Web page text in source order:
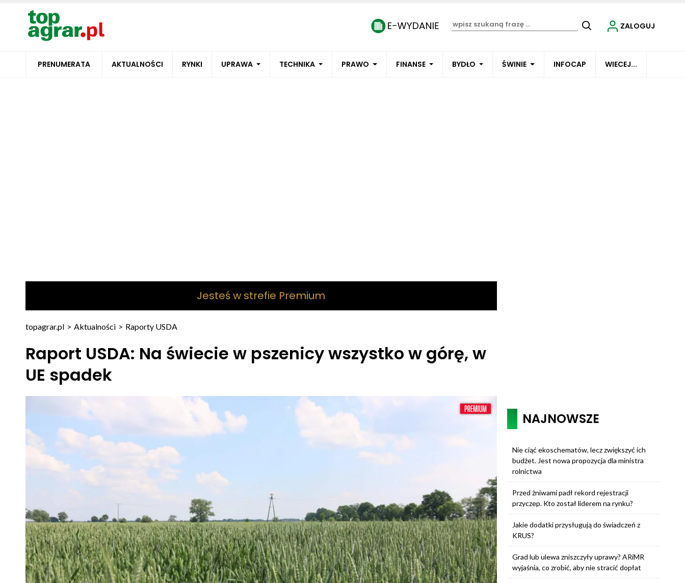
PRENUMERATA AKTUALNOŚCI RYNKI UPRAWA TECHNIKA PRAWO FINANSE BYDŁO ŚWINIE INFOCAP WIECEJ...
ZALOGUJ
Jesteś w strefie Premium
topagrar.pl > Aktualności > Raporty USDA
Raport USDA: Na świecie w pszenicy wszystko w górę, w
UE spadek
NAJNOWSZE
Nie ciąć ekoschematów, lecz zwiększyć ich
budżet. Jest nowa propozycja dla ministra
rolnictwa
Przed żniwami padł rekord rejestracji
przyczep. Kto został liderem na rynku?
Jakie dodatki przysługują do świadczeń z
KRUS?
Grad lub ulewa zniszczyły uprawy? ARiMR
wyjaśnia, co zrobić, aby nie stracić dopłat